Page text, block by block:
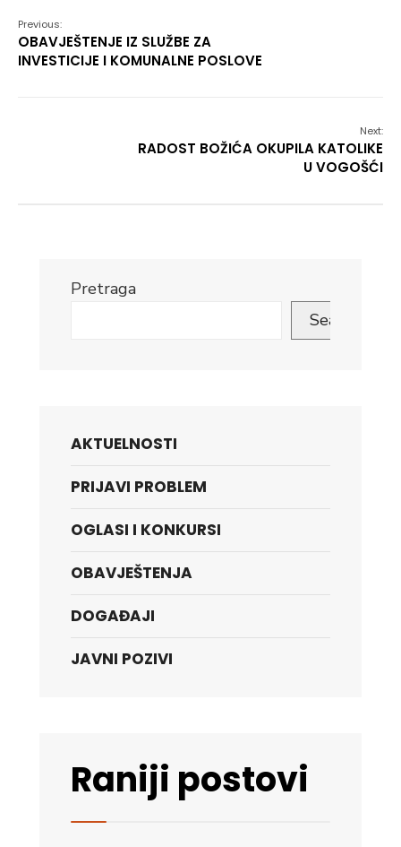
Previous:
OBAVJEŠTENJE IZ SLUŽBE ZA
INVESTICIJE I KOMUNALNE POSLOVE
Next:
RADOST BOŽIĆA OKUPILA KATOLIKE
U VOGOŠĆI
Pretraga
Search
AKTUELNOSTI
PRIJAVI PROBLEM
OGLASI I KONKURSI
OBAVJEŠTENJA
DOGAĐAJI
JAVNI POZIVI
Raniji postovi